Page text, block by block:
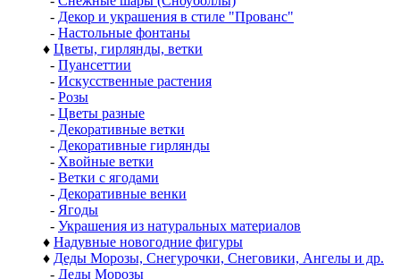
- Декор и украшения в стиле "Прованс"
- Настольные фонтаны
♦ Цветы, гирлянды, ветки
- Пуансеттии
- Искусственные растения
- Розы
- Цветы разные
- Декоративные ветки
- Декоративные гирлянды
- Хвойные ветки
- Ветки с ягодами
- Декоративные венки
- Ягоды
- Украшения из натуральных материалов
♦ Надувные новогодние фигуры
♦ Деды Морозы, Снегурочки, Снеговики, Ангелы и др.
- Деды Морозы